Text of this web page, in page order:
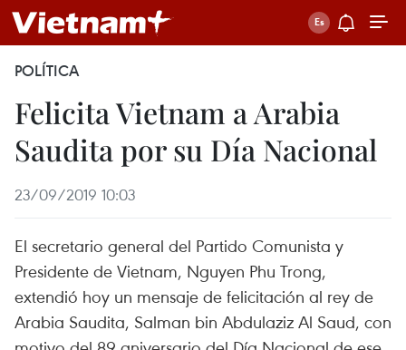
POLÍTICA
Felicita Vietnam a Arabia
Saudita por su Día Nacional
23/09/2019 10:03
El secretario general del Partido Comunista y
Presidente de Vietnam, Nguyen Phu Trong,
extendió hoy un mensaje de felicitación al rey de
Arabia Saudita, Salman bin Abdulaziz Al Saud, con